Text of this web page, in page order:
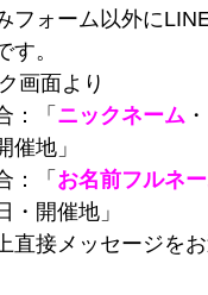
フォーム以外に
す。
画面より
：「 ニックネーム ・
催地」
：「 お名前フルネ
・開催地」
直接メッセージを